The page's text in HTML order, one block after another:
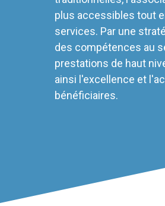
plus accessibles tout
services. Par une
des compétences au
prestations de haut
ainsi l'excellence et
bénéficiaires.